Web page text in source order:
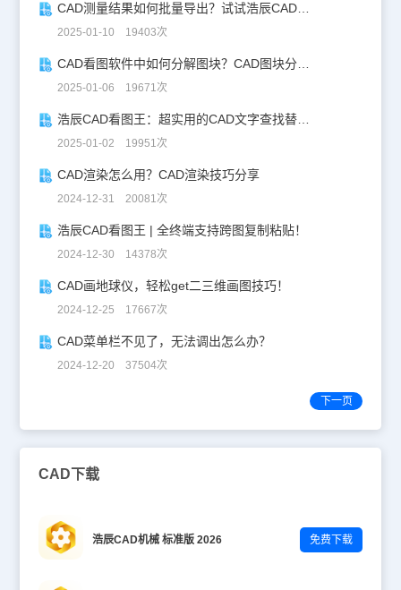
CAD测量结果如何批量导出？试试浩辰CAD看图王！
2025-01-10 19403次
CAD看图软件中如何分解图块？CAD图块分解详解！
2025-01-06 19671次
浩辰CAD看图王：超实用的CAD文字查找替换技巧分享！
2025-01-02 19951次
CAD渲染怎么用？CAD渲染技巧分享
2024-12-31 20081次
浩辰CAD看图王 | 全终端支持跨图复制粘贴！
2024-12-30 14378次
CAD画地球仪，轻松get二三维画图技巧！
2024-12-25 17667次
CAD菜单栏不见了，无法调出怎么办？
2024-12-20 37504次
下一页
CAD下载
浩辰CAD机械 标准版 2026 免费下载